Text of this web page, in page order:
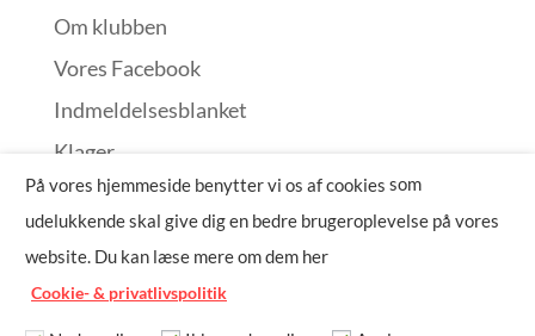
Om klubben
Vores Facebook
Indmeldelsesblanket
Klager
Siden 1917-2026 –Bokseklubben Ik-Sport
Design byWebits
På vores hjemmeside benytter vi os af cookies som
udelukkende skal give dig en bedre brugeroplevelse på vores
website. Du kan læse mere om dem her
Cookie- & privatlivspolitik